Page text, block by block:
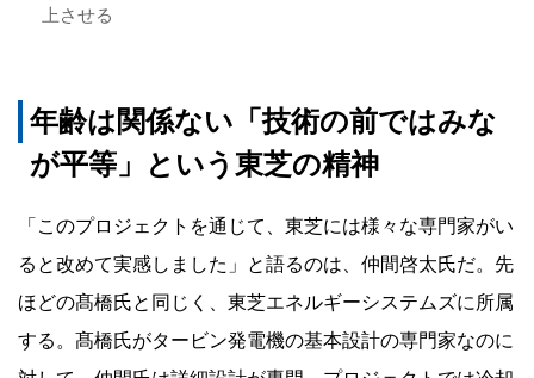
上させる
年齢は関係ない「技術の前ではみな
が平等」という東芝の精神
「このプロジェクトを通じて、東芝には様々な専門家がい
ると改めて実感しました」と語るのは、仲間啓太氏だ。先
ほどの髙橋氏と同じく、東芝エネルギーシステムズに所属
する。髙橋氏がタービン発電機の基本設計の専門家なのに